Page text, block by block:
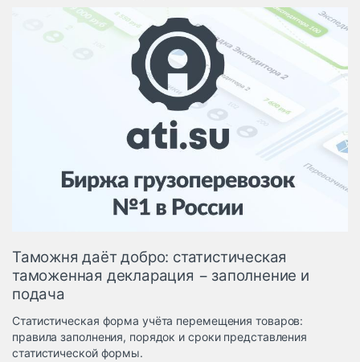
Региональная
логистика
ЭДО, ИТ в
логистике
Дороги,
инфраструктура
Логистика, грузы
Негабаритные и
опасные грузы
Безопасность и
Таможня и ВЭД
терминалы
Коммерческий
транспорт
Таможня даёт добро: статистическая
таможенная декларация − заполнение и
подача
Статистическая форма учёта перемещения товаров:
правила заполнения, порядок и сроки представления
статистической формы.